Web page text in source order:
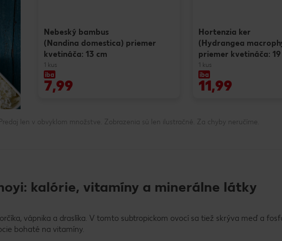
Nebeský bambus
(Nandina domestica) priemer
kvetináča: 13 cm
1 kus
iba
7,99
Hortenzia ker
(Hydrangea
priemer kvetináča: 19
1 kus
iba
11,99
len v obvyklom množstve. Zobrazenia sú len ilustračné. Za chyby neručíme.
kalórie, vitamíny a minerálne látky
vápnika a draslíka. V tomto subtropickom ovocí sa tiež skrýva meď a
bohaté na vitamíny.